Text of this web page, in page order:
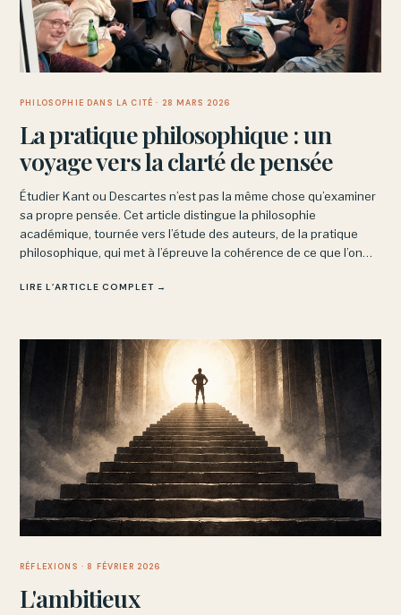
PHILOSOPHIE DANS LA CITÉ · 28 MARS 2026
La pratique philosophique : un
voyage vers la clarté de pensée
Étudier Kant ou Descartes n’est pas la même chose qu’examiner
sa propre pensée. Cet article distingue la philosophie
académique, tournée vers l’étude des auteurs, de la pratique
philosophique, qui met à l’épreuve la cohérence de ce que l’on
LIRE L’ARTICLE COMPLET →
RÉFLEXIONS · 8 FÉVRIER 2026
L'ambitieux